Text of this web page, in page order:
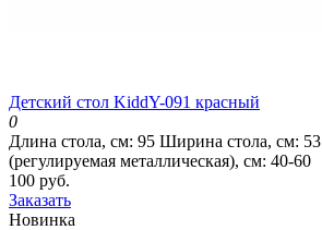
Детский стол KiddY-091 красный
0
Длина стола, см: 95 Ширина стола, см: 53
(регулируемая металлическая), см: 40-60
100 руб.
Заказать
Новинка